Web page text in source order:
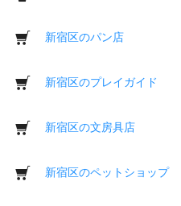
新宿区のパン店
新宿区のプレイガイド
新宿区の文房具店
新宿区のペットショップ